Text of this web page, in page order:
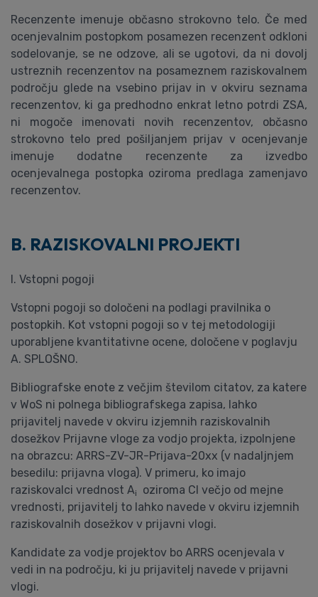
Recenzente imenuje občasno strokovno telo. Če med
ocenjevalnim postopkom posamezen recenzent odkloni
sodelovanje, se ne odzove, ali se ugotovi, da ni dovolj
ustreznih recenzentov na posameznem raziskovalnem
področju glede na vsebino prijav in v okviru seznama
recenzentov, ki ga predhodno enkrat letno potrdi ZSA,
ni mogoče imenovati novih recenzentov, občasno
strokovno telo pred pošiljanjem prijav v ocenjevanje
imenuje dodatne recenzente za izvedbo
ocenjevalnega postopka oziroma predlaga zamenjavo
recenzentov.
B. RAZISKOVALNI PROJEKTI
I. Vstopni pogoji
Vstopni pogoji so določeni na podlagi pravilnika o
postopkih. Kot vstopni pogoji so v tej metodologiji
uporabljene kvantitativne ocene, določene v poglavju
A. SPLOŠNO.
Bibliografske enote z večjim številom citatov, za katere
v WoS ni polnega bibliografskega zapisa, lahko
prijavitelj navede v okviru izjemnih raziskovalnih
dosežkov Prijavne vloge za vodjo projekta, izpolnjene
na obrazcu: ARRS-ZV-JR-Prijava-20xx (v nadaljnjem
besedilu: prijavna vloga). V primeru, ko imajo
raziskovalci vrednost Ai
oziroma CI večjo od mejne
vrednosti, prijavitelj to lahko navede v okviru izjemnih
raziskovalnih dosežkov v prijavni vlogi.
Kandidate za vodje projektov bo ARRS ocenjevala v
vedi in na področju, ki ju prijavitelj navede v prijavni
vlogi.